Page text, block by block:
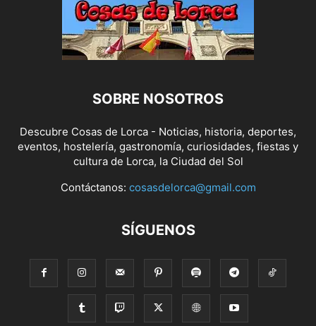
SOBRE NOSOTROS
Descubre Cosas de Lorca - Noticias, historia, deportes,
eventos, hostelería, gastronomía, curiosidades, fiestas y
cultura de Lorca, la Ciudad del Sol
Contáctanos: cosasdelorca@gmail.com
SÍGUENOS